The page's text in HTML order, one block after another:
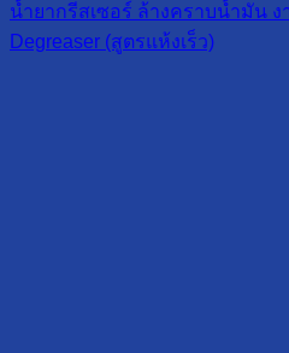
น้ำยากรีสเซอร์ ล้างคราบน้ำมัน ง
Degreaser (สูตรแห้งเร็ว)